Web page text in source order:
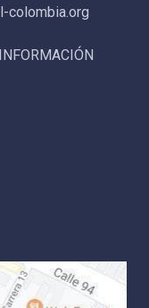
colombia.org